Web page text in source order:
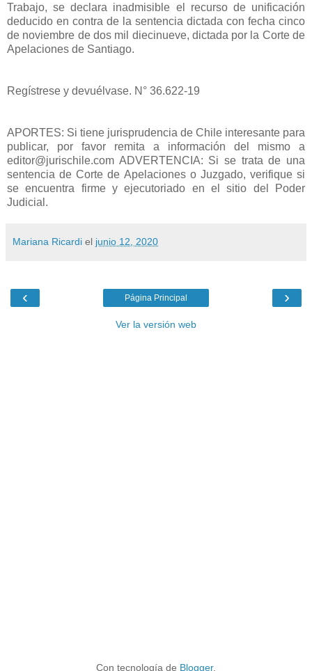
Trabajo, se declara inadmisible el recurso de unificación
deducido en contra de la sentencia dictada con fecha cinco
de noviembre de dos mil diecinueve, dictada por la Corte de
Apelaciones de Santiago.
Regístrese y devuélvase. N° 36.622-19
APORTES: Si tiene jurisprudencia de Chile interesante para
publicar, por favor remita a información del mismo a
editor@jurischile.com ADVERTENCIA: Si se trata de una
sentencia de Corte de Apelaciones o Juzgado, verifique si
se encuentra firme y ejecutoriado en el sitio del Poder
Judicial.
Mariana Ricardi el junio 12, 2020
‹ ›
Página Principal
Ver la versión web
Con tecnología de Blogger.